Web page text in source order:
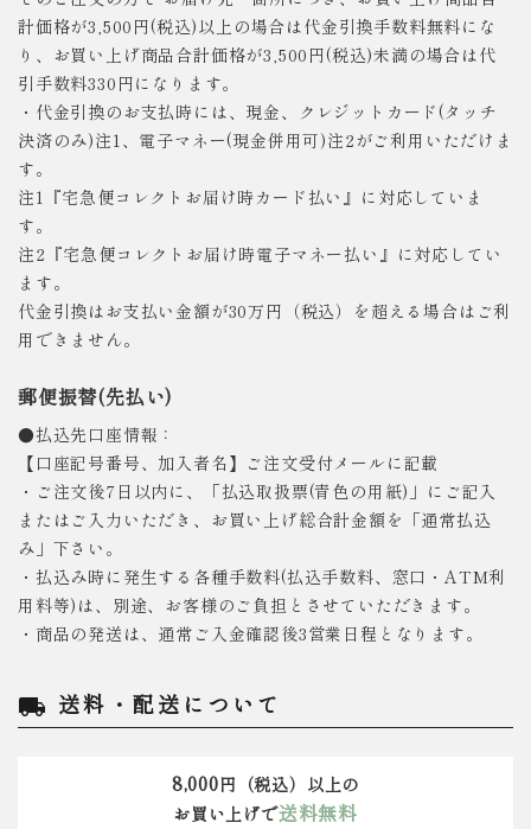
計価格が3,500円(税込)以上の場合は代金引換手数料無料にな
り、お買い上げ商品合計価格が3,500円(税込)未満の場合は代
引手数料330円になります。
・代金引換のお支払時には、現金、クレジットカード(タッチ
決済のみ)注1、電子マネー(現金併用可)注2がご利用いただけま
す。
注1『宅急便コレクトお届け時カード払い』に対応していま
す。
注2『宅急便コレクトお届け時電子マネー払い』に対応してい
ます。
代金引換はお支払い金額が30万円（税込）を超える場合はご利
用できません。
郵便振替(先払い)
●払込先口座情報：
【口座記号番号、加入者名】ご注文受付メールに記載
・ご注文後7日以内に、「払込取扱票(青色の用紙)」にご記入
またはご入力いただき、お買い上げ総合計金額を「通常払込
み」下さい。
・払込み時に発生する各種手数料(払込手数料、窓口・ATM利
用料等)は、別途、お客様のご負担とさせていただきます。
・商品の発送は、通常ご入金確認後3営業日程となります。
local_shipping 送料・配送について
8,000円（税込）以上の
お買い上げで送料無料